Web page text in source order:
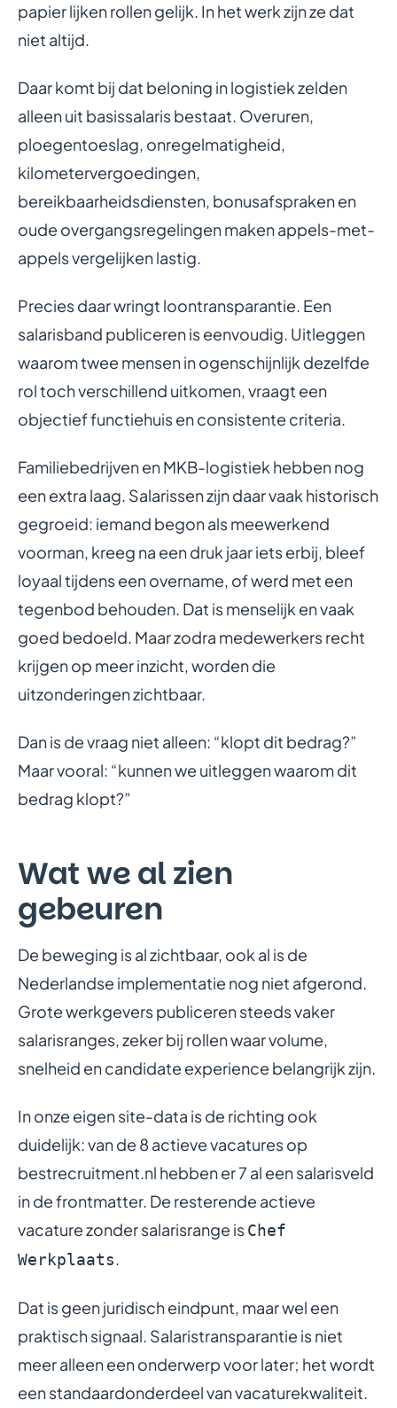
papier lijken rollen gelijk. In het werk zijn ze dat
niet altijd.
Daar komt bij dat beloning in logistiek zelden
alleen uit basissalaris bestaat. Overuren,
ploegentoeslag, onregelmatigheid,
kilometervergoedingen,
bereikbaarheidsdiensten, bonusafspraken en
oude overgangsregelingen maken appels-met-
appels vergelijken lastig.
Precies daar wringt loontransparantie. Een
salarisband publiceren is eenvoudig. Uitleggen
waarom twee mensen in ogenschijnlijk dezelfde
rol toch verschillend uitkomen, vraagt een
objectief functiehuis en consistente criteria.
Familiebedrijven en MKB-logistiek hebben nog
een extra laag. Salarissen zijn daar vaak historisch
gegroeid: iemand begon als meewerkend
voorman, kreeg na een druk jaar iets erbij, bleef
loyaal tijdens een overname, of werd met een
tegenbod behouden. Dat is menselijk en vaak
goed bedoeld. Maar zodra medewerkers recht
krijgen op meer inzicht, worden die
uitzonderingen zichtbaar.
Dan is de vraag niet alleen: “klopt dit bedrag?”
Maar vooral: “kunnen we uitleggen waarom dit
bedrag klopt?”
Wat we al zien
gebeuren
De beweging is al zichtbaar, ook al is de
Nederlandse implementatie nog niet afgerond.
Grote werkgevers publiceren steeds vaker
salarisranges, zeker bij rollen waar volume,
snelheid en candidate experience belangrijk zijn.
In onze eigen site-data is de richting ook
duidelijk: van de 8 actieve vacatures op
bestrecruitment.nl hebben er 7 al een salarisveld
in de frontmatter. De resterende actieve
vacature zonder salarisrange isChef
Werkplaats.
Dat is geen juridisch eindpunt, maar wel een
praktisch signaal. Salaristransparantie is niet
meer alleen een onderwerp voor later; het wordt
een standaardonderdeel van vacaturekwaliteit.